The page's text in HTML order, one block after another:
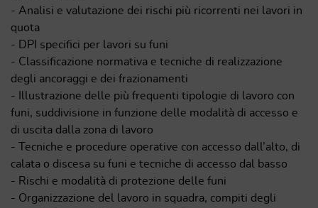
- Analisi e valutazione dei rischi più ricorrenti nei lavori in
quota
- DPI specifici per lavori su funi
- Classificazione normativa e tecniche di realizzazione
degli ancoraggi e dei frazionamenti
- Illustrazione delle più frequenti tipologie di lavoro con
funi, suddivisione in funzione delle modalità di accesso e
di uscita dalla zona di lavoro
- Tecniche e procedure operative con accesso dall’alto, di
calata o discesa su funi e tecniche di accesso dal basso
- Rischi e modalità di protezione delle funi
- Organizzazione del lavoro in squadra, compiti degli